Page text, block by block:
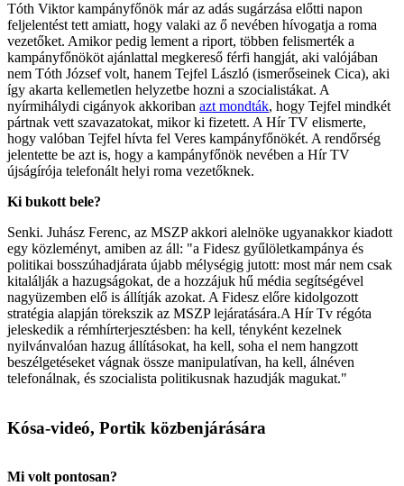
Tóth Viktor kampányfőnök már az adás sugárzása előtti napon
feljelentést tett amiatt, hogy valaki az ő nevében hívogatja a roma
vezetőket. Amikor pedig lement a riport, többen felismerték a
kampányfőnököt ajánlattal megkereső férfi hangját, aki valójában
nem Tóth József volt, hanem Tejfel László (ismerőseinek Cica), aki
így akarta kellemetlen helyzetbe hozni a szocialistákat. A
nyírmihálydi cigányok akkoriban azt mondták, hogy Tejfel mindkét
pártnak vett szavazatokat, mikor ki fizetett. A Hír TV elismerte,
hogy valóban Tejfel hívta fel Veres kampányfőnökét. A rendőrség
jelentette be azt is, hogy a kampányfőnök nevében a Hír TV
újságírója telefonált helyi roma vezetőknek.
Ki bukott bele?
Senki. Juhász Ferenc, az MSZP akkori alelnöke ugyanakkor kiadott
egy közleményt, amiben az áll: "a Fidesz gyűlöletkampánya és
politikai bosszúhadjárata újabb mélységig jutott: most már nem csak
kitalálják a hazugságokat, de a hozzájuk hű média segítségével
nagyüzemben elő is állítják azokat. A Fidesz előre kidolgozott
stratégia alapján törekszik az MSZP lejáratására.A Hír Tv régóta
jeleskedik a rémhírterjesztésben: ha kell, tényként kezelnek
nyilvánvalóan hazug állításokat, ha kell, soha el nem hangzott
beszélgetéseket vágnak össze manipulatívan, ha kell, álnéven
telefonálnak, és szocialista politikusnak hazudják magukat."
Kósa-videó, Portik közbenjárására
Mi volt pontosan?